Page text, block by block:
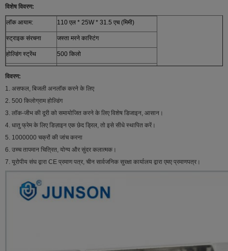
विशेष विवरण:
लॉक आयाम: 110 एल * 25W * 31.5 एच (मिमी)
स्ट्राइक संरचना जस्ता मरने कास्टिंग
होल्डिंग स्ट्रेंथ 500 किलो
वोल्टेज : 12 वी डीसी / 24 वी डीसी (अनुकूलित)
वर्तमान : 650mA
उपलब्ध लॉक रिम लॉक, मैकेनिकल लॉक
संकीर्ण लकड़ी के दरवाजे, संकीर्ण धातु के दरवाजे
ख़ास डिज़ाइन किसी प्रकार को ताला जीभ को समायोजित करें
भूतल अस्थायी: ≦ 20 ℃,
संचालन तापमान:
उपयुक्त आर्द्रता: 0-90% (गैर-संघनक)
विवरण:
1. असफल, बिजली अनलॉक करने के लिए
2. 500 किलोग्राम होल्डिंग
3. लॉक-जीभ की दूरी को समायोजित करने के लिए विशेष डिजाइन, आसान।
4. धातु फ्रेम के लिए डिज़ाइन एक छेद ड्रिल, तो इसे सीधे स्थापित करें।
5. 1000000 चक्रों की जांच करना
6. उच्च तापमान चित्रित, योग्य और सुंदर कलात्मक।
7. यूरोपीय संघ द्वारा CE प्रमाण पत्र, चीन सार्वजनिक सुरक्षा कार्यालय द्वारा एमए प्रमाणपत्र।